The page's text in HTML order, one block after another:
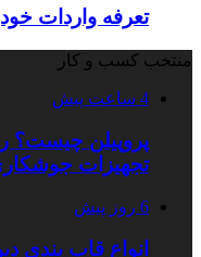
تعرفه واردات
منتخب کسب و کار
4 ساعت پیش
پروپیلن چیست؟
تجهیزات
6 روز پیش
انواع قاب بندی